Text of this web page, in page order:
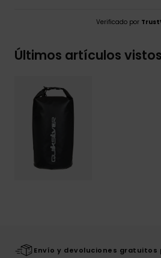
Verificado por
Últimos artículos vistos
Envío y devoluciones gratuitos